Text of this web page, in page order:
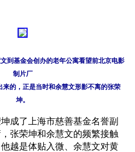
到基金会创办的老年公寓看望前北京电影
制片厂
来的，正是当时和余慧文形影不离的张荣
坤。
成了上海市慈善基金名誉副
张荣坤和余慧文的频繁接触
越是体贴入微、余慧文对黄